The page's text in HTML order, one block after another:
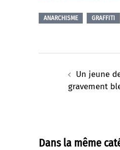
ANARCHISME GRAFFITI
d’articleUn jeune
gravement
Dans la même